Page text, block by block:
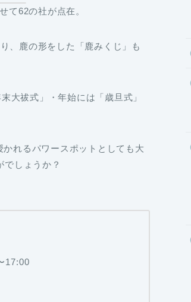
て62の社が点在。
、鹿の形をした「鹿みくじ」も
大祓式」・年始には「歳旦式」
れるパワースポットとしても大
しょうか？
17:00